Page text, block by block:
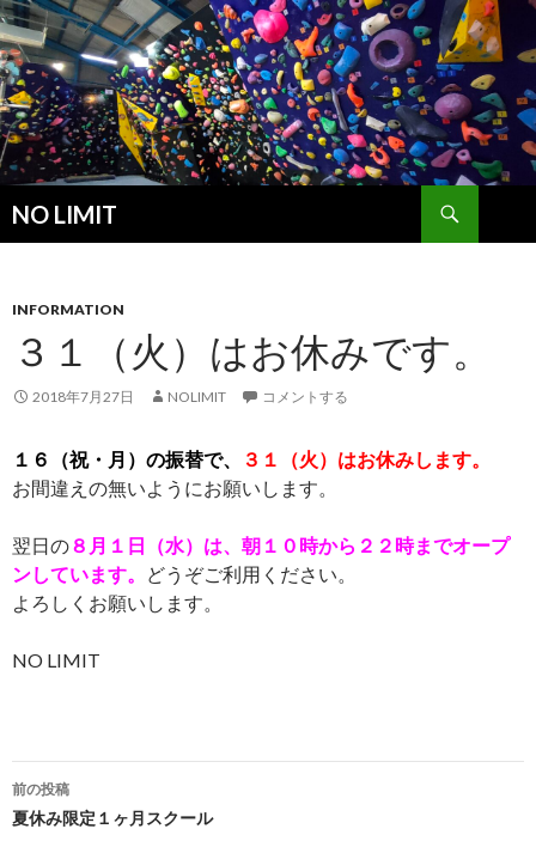
NO LIMIT
索
ン
へ
キ
プ
INFORMATION
３１（火）はお休みです。
2018年7月27日 NOLIMIT コメントする
１６（祝・月）の振替で、
３１（火）はお休みします。
お間違えの無いようにお願いします。
翌日の８月１日（水）は、朝１０時から２２時までオープ
ンしています。
どうぞご利用ください。
よろしくお願いします。
NO LIMIT
投
稿
前の投稿
夏休み限定１ヶ月スクール